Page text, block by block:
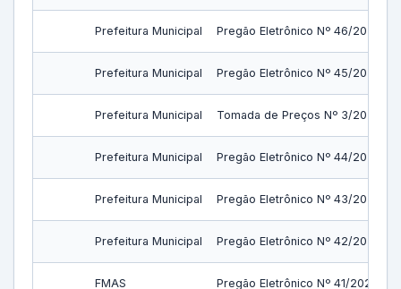
Prefeitura Municipal Pregão Eletrônico Nº 46/2023
Prefeitura Municipal Pregão Eletrônico Nº 45/2023
Prefeitura Municipal Tomada de Preços Nº 3/2023
Prefeitura Municipal Pregão Eletrônico Nº 44/2023
Prefeitura Municipal Pregão Eletrônico Nº 43/2023
Prefeitura Municipal Pregão Eletrônico Nº 42/2023
FMAS Pregão Eletrônico Nº 41/2023